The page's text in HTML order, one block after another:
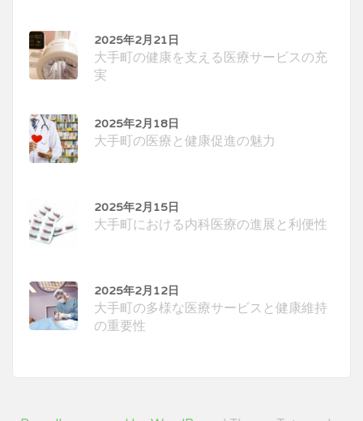
2025年2月21日
大手町の健康を支える医療サービスの充
実
2025年2月18日
大手町の医療と健康促進の魅力
2025年2月15日
大手町における内科医療の進展と利便性
2025年2月12日
大手町の多様な医療サービスと健康維持
の重要性